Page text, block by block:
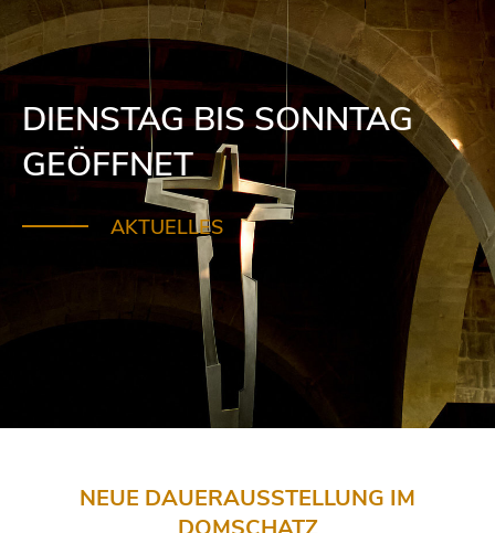
DIENSTAG BIS SONNTAG
GEÖFFNET
AKTUELLES
NEUE DAUERAUSSTELLUNG IM